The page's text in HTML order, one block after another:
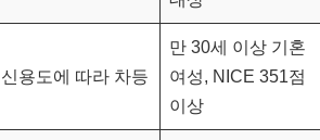
신용도에 따라 차등
만 30세 이상 기혼
여성, NICE 351점
이상